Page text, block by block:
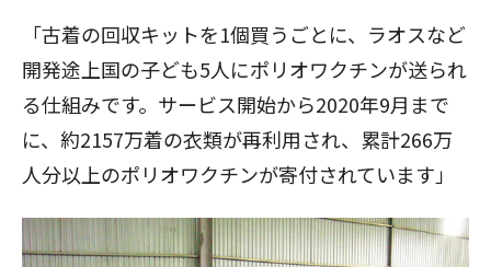
「古着の回収キットを1個買うごとに、ラオスなど
開発途上国の子ども5人にポリオワクチンが送られ
る仕組みです。サービス開始から2020年9月まで
に、約2157万着の衣類が再利用され、累計266万
人分以上のポリオワクチンが寄付されています」